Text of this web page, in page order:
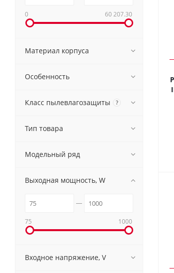
0 60 207.30
Материал корпуса
Особенность
Класс пылевлагозащиты ?
Тип товара
Модельный ряд
Выходная мощность, W
75 1000
Входное напряжение, V